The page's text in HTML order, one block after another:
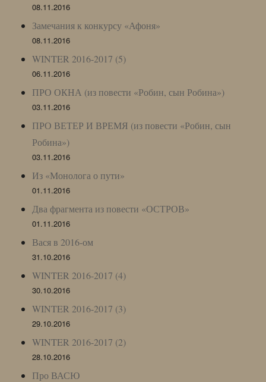
08.11.2016
Замечания к конкурсу «Афоня»
08.11.2016
WINTER 2016-2017 (5)
06.11.2016
ПРО ОКНА (из повести «Робин, сын Робина»)
03.11.2016
ПРО ВЕТЕР И ВРЕМЯ (из повести «Робин, сын
Робина»)
03.11.2016
Из «Монолога о пути»
01.11.2016
Два фрагмента из повести «ОСТРОВ»
01.11.2016
Вася в 2016-ом
31.10.2016
WINTER 2016-2017 (4)
30.10.2016
WINTER 2016-2017 (3)
29.10.2016
WINTER 2016-2017 (2)
28.10.2016
Про ВАСЮ